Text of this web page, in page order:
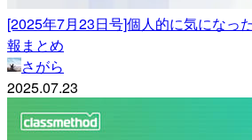
[2025年7月23日号]個人的に気になっ
報まとめ
さがら
2025.07.23